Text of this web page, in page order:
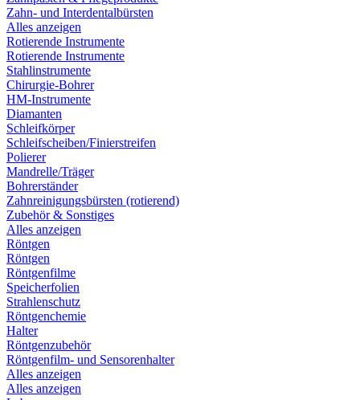
Zahn- und Interdentalbürsten
Alles anzeigen
Rotierende Instrumente
Rotierende Instrumente
Stahlinstrumente
Chirurgie-Bohrer
HM-Instrumente
Diamanten
Schleifkörper
Schleifscheiben/Finierstreifen
Polierer
Mandrelle/Träger
Bohrerständer
Zahnreinigungsbürsten (rotierend)
Zubehör & Sonstiges
Alles anzeigen
Röntgen
Röntgen
Röntgenfilme
Speicherfolien
Strahlenschutz
Röntgenchemie
Halter
Röntgenzubehör
Röntgenfilm- und Sensorenhalter
Alles anzeigen
Alles anzeigen